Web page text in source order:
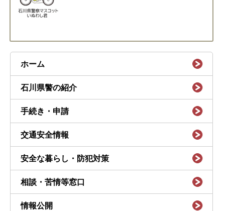
ホーム
石川県警の紹介
手続き・申請
交通安全情報
安全な暮らし・防犯対策
相談・苦情等窓口
情報公開